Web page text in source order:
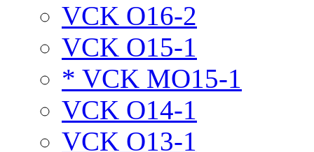
VCK O16-2
VCK O15-1
* VCK MO15-1
VCK O14-1
VCK O13-1